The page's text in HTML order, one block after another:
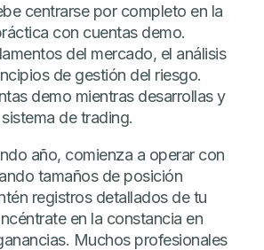
centrarse por completo en la
con cuentas demo.
del mercado, el análisis
de gestión del riesgo.
demo mientras desarrollas y
de trading.
año, comienza a operar con
tamaños de posición
registros detallados de tu
en la constancia en
Muchos profesionales